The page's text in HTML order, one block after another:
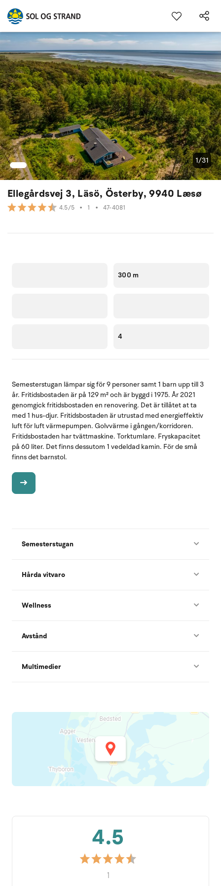
Ellegårdsvej 3, Läsö, Österby, 9940 Læsø
4.5/5 • 1 • 47-4081
1/31
300 m
4
Semesterstugan lämpar sig för 9 personer samt 1 barn upp till 3
år. Fritidsbostaden är på 129 m² och är byggd i 1975. År 2021
genomgick fritidsbostaden en renovering. Det är tillåtet at ta
med 1 hus-djur. Fritidsbostaden är utrustad med energieffektiv
luft för luft värmepumpen. Golvvärme i gången/korridoren.
Fritidsbostaden har tvättmaskine. Torktumlare. Fryskapacitet
på 60 liter. Det finns dessutom 1 vedeldad kamin. För de små
finns det barnstol.
Semesterstugan
Hårda vitvaro
Wellness
Avstånd
Multimedier
4.5
1